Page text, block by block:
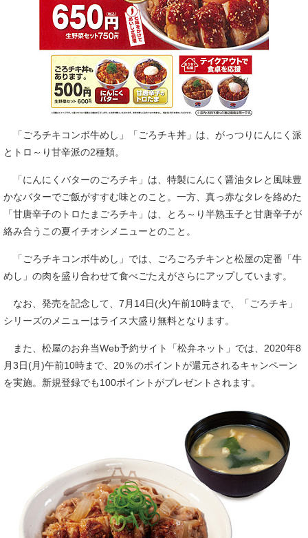
「ごろチキコンボ牛めし」「ごろチキ丼」は、がっつりにんにく派
とトロ～り甘辛派の2種類。
「にんにくバターのごろチキ」は、特製にんにく醤油タレと風味豊
かなバターでご飯がすすむ味とのこと。一方、真っ赤なタレを絡めた
「甘唐辛子のトロたまごろチキ」は、とろ～り半熟玉子と甘唐辛子が
絡み合うこの夏イチオシメニューとのこと。
「ごろチキコンボ牛めし」では、ごろごろチキンと松屋の定番「牛
めし」の肉を盛り合わせて食べごたえがさらにアップしています。
なお、発売を記念して、7月14日(火)午前10時まで、「ごろチキ」
シリーズのメニューはライス大盛り無料となります。
また、松屋のお弁当Web予約サイト「松弁ネット」では、2020年8
月3日(月)午前10時まで、20％のポイントが還元されるキャンペーン
を実施。新規登録でも100ポイントがプレゼントされます。